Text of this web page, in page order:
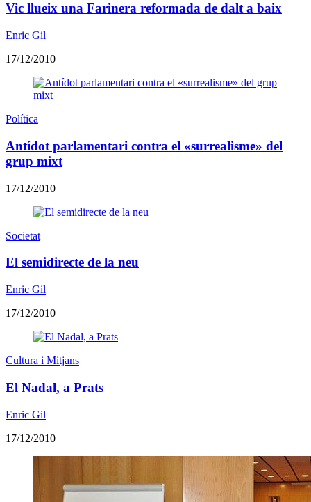
Vic llueix una Farinera reformada de dalt a baix
Enric Gil
17/12/2010
Política
Antídot parlamentari contra el «surrealisme» del
grup mixt
17/12/2010
Societat
El semidirecte de la neu
Enric Gil
17/12/2010
Cultura i Mitjans
El Nadal, a Prats
Enric Gil
17/12/2010